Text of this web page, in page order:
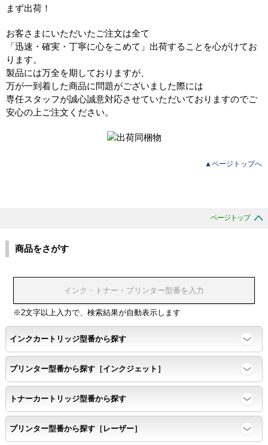
お客さまにいただいたご注文は全て
「迅速・確実・丁寧に心をこめて」出荷することを心がけてお
ります。
製品には万全を期しておりますが、
万が一到着した商品に問題がございました際には
専任スタッフが誠心誠意対応させていただいておりますのでご
安心の上ご注文ください。
▲ページトップへ
ページトップ
商品をさがす
※2文字以上入力で、検索結果が自動表示します
インクカートリッジ型番から探す
プリンター型番から探す［インクジェット］
トナーカートリッジ型番から探す
プリンター型番から探す［レーザー］